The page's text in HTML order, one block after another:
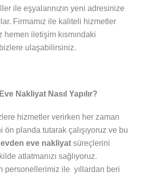
ile eşyalarınızın yeni adresinize
Firmamız ile kaliteli hizmetler
iletişim kısmındaki
ulaşabilirsiniz.
Nakliyat Nasıl Yapılır?
hizmetler verirken her zaman
planda tutarak çalışıyoruz ve bu
eve nakliyat süreçlerini
atlatmanızı sağlıyoruz.
personellerimiz ile yıllardan beri